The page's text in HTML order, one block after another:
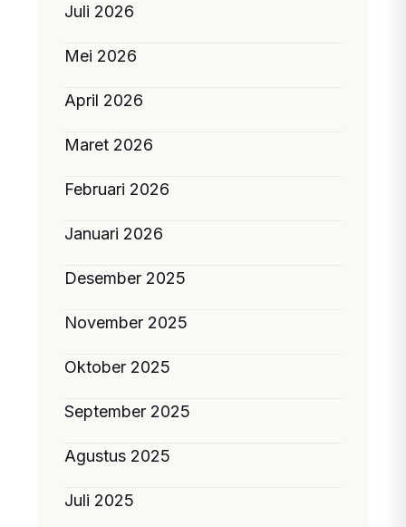
Juli 2026
Mei 2026
April 2026
Maret 2026
Februari 2026
Januari 2026
Desember 2025
November 2025
Oktober 2025
September 2025
Agustus 2025
Juli 2025